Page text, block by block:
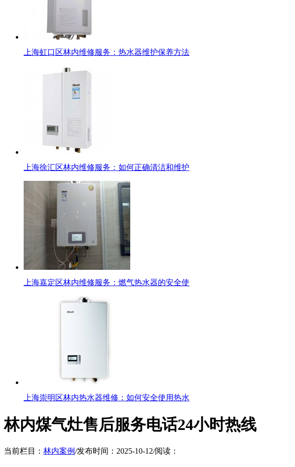
上海虹口区林内维修服务：热水器维护保养方法
上海徐汇区林内维修服务：如何正确清洁和维护
上海嘉定区林内维修服务：燃气热水器的安全使
上海崇明区林内热水器维修：如何安全使用热水
林内煤气灶售后服务电话24小时热线
当前栏目： 林内案例/发布时间：2025-10-12/阅读：